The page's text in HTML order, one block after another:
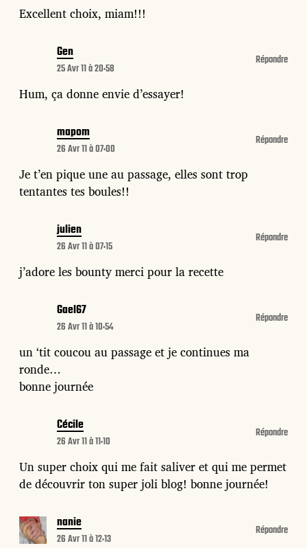
Excellent choix, miam!!!
Gen
25 Avr 11 à 20:58
Hum, ça donne envie d’essayer!
Répondre
mapom
26 Avr 11 à 07:00
Je t’en pique une au passage, elles sont trop
tentantes tes boules!!
Répondre
julien
26 Avr 11 à 07:15
j’adore les bounty merci pour la recette
Répondre
Gael67
26 Avr 11 à 10:54
un ‘tit coucou au passage et je continues ma
ronde…
bonne journée
Répondre
Cécile
26 Avr 11 à 11:10
Un super choix qui me fait saliver et qui me permet
de découvrir ton super joli blog! bonne journée!
Répondre
nanie
26 Avr 11 à 12:13
Répondre